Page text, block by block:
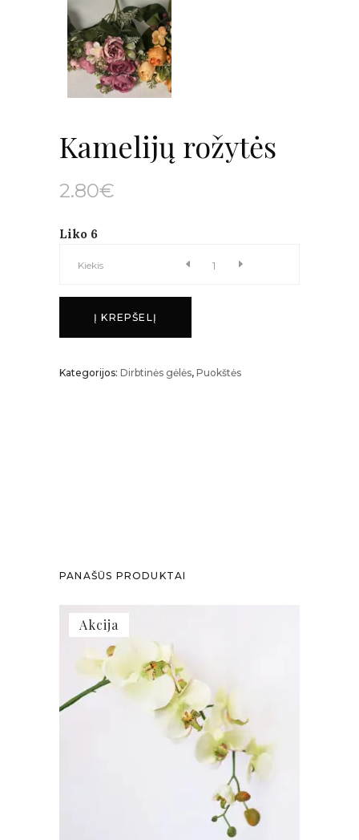
Kamelijų rožytės
2.80€
Liko 6
Kamelijų
Kiekis
Į KREPŠELĮ
Kategorijos: Dirbtinės gėlės, Puokštės
PANAŠŪS PRODUKTAI
Akcija